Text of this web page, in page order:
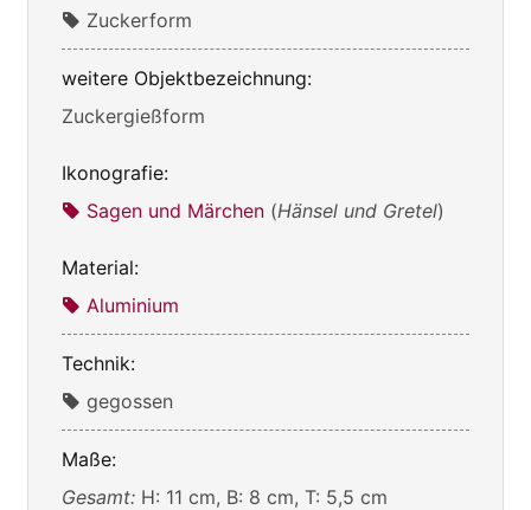
Zuckerform
weitere Objektbezeichnung:
Zuckergießform
Ikonografie:
Sagen und Märchen (Hänsel und Gretel)
Material:
Aluminium
Technik:
gegossen
Maße:
Gesamt: H: 11 cm, B: 8 cm, T: 5,5 cm